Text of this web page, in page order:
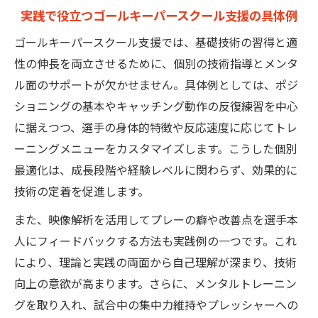
実践で役立つゴールキーパースクール支援の具体例
ゴールキーパースクール支援では、基礎技術の習得と適
性の伸長を両立させるために、個別の技術指導とメンタ
ル面のサポートが欠かせません。具体例としては、ポジ
ショニングの基本やキャッチング動作の反復練習を中心
に据えつつ、選手の身体的特徴や反応速度に応じてトレ
ーニングメニューをカスタマイズします。こうした個別
最適化は、成長段階や経験レベルに関わらず、効果的に
技術の定着を促進します。
また、映像解析を活用してプレーの癖や改善点を選手本
人にフィードバックする方法も実践例の一つです。これ
により、理論と実践の両面から自己理解が深まり、技術
向上の意欲が高まります。さらに、メンタルトレーニン
グを取り入れ、試合中の集中力維持やプレッシャーへの